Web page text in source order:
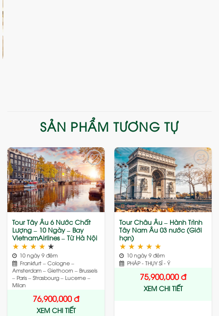
SẢN PHẨM TƯƠNG TỰ
Add
to
wishlist
Tour Tây Âu 6 Nước Chất
Lượng – 10 Ngày – Bay
VietnamAirlines – Từ Hà Nội
★ ★ ★ ★ ★
10 ngày 9 đêm
Frankfurt – Cologne –
Amsterdam – Giethoorn – Brussels
– Paris – Strasbourg – Lucerne –
Milan
76,900,000đ
XEM CHI TIẾT
Add
to
wishlist
Tour Châu Âu – Hành Trình
Tây Nam Âu 03 nước (Giới
hạn)
★ ★ ★ ★ ★
10 ngày 9 đêm
PHÁP - THỤY SĨ - Ý
75,900,000đ
XEM CHI TIẾT